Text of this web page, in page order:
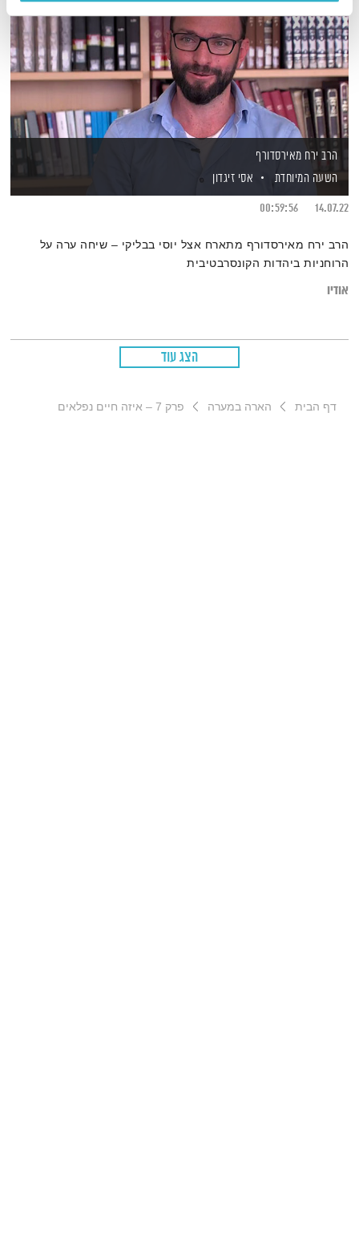
הרב ירח מאירסדורף
השעה המיוחדת
אסי זיגדון
14.07.22
00:59:56
הרב ירח מאירסדורף מתארח אצל יוסי בבליקי – שיחה ערה על
הרוחניות ביהדות הקונסרבטיבית
אודיו
הצג עוד
דף הבית הארה במערה פרק 7 – איזה חיים נפלאים